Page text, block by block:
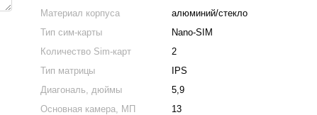
Материал корпуса
алюминий/стекло
Тип сим-карты
Nano-SIM
Количество Sim-карт
2
Тип матрицы
IPS
Диагональ, дюймы
5,9
Основная камера, МП
13